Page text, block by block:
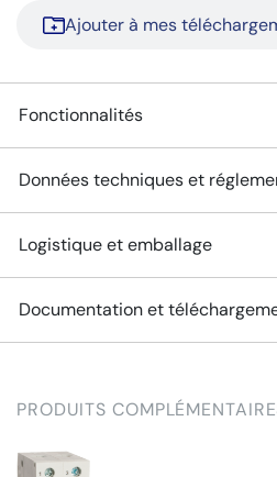
Ajouter à mes
Fonctionnalités
Données techniques et
Logistique et emballage
Documentation et
PRODUITS